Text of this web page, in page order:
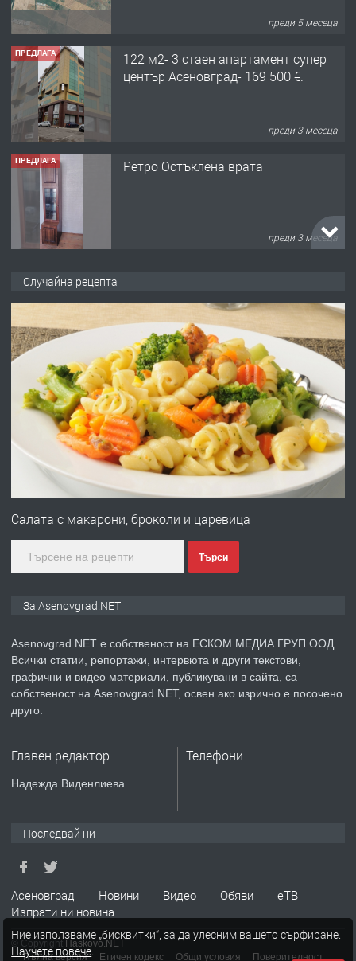
център Асеновград- 169 500 €.
ПРЕДЛАГА
преди 3 месеца
ПРЕДЛАГА
🌟HYUNDAI i10 - 2024 | Само 55 лв./
преди 10 месеца
ПРЕДЛАГА
Професионална броячна машина -
със сертификат от ЕЦБ
преди 1 година
ПРЕДЛАГА
Професионална зеленчукорезачка
за заведения и дома
Дава под наем Асеновград
преди 2 години
ПРЕДЛАГА
Давам индивидуалани уроци по
Немски език
ПРЕДЛАГА ремонт на покриви
ПРЕДЛАГА
Висококачествени Целофанови
Случайна рецепта
Салата с макарони, броколи и царевица
Търси
За Asenovgrad.NET
Asenovgrad.NET е собственост на ЕСКОМ МЕДИА ГРУП ООД.
Всички статии, репортажи, интервюта и други текстови,
графични и видео материали, публикувани в сайта, са
собственост на Asenovgrad.NET, освен ако изрично е посочено
друго.
Главен редактор
Надежда Виденлиева
Телефони
Последвай ни
Асеновград Новини Видео Обяви
еТВ
Изпрати ни новина
© Copyright Haskovo.NET
Пълна версия
Етичен кодекс Общи условия Поверителност
Ние използваме „бисквитки“, за да улесним вашето сърфиране.
Научете повече.